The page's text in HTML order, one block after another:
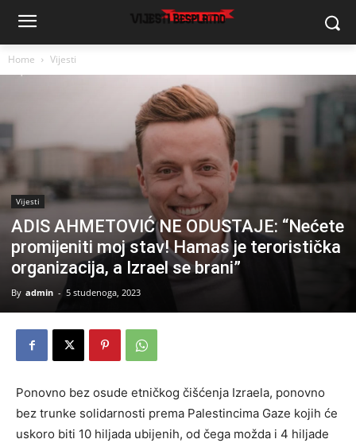
Home Vijesti
Vijesti
ADIS AHMETOVIĆ NE ODUSTAJE: “Nećete
promijeniti moj stav! Hamas je teroristička
organizacija, a Izrael se brani”
By admin - 5 studenoga, 2023
Ponovno bez osude etničkog čišćenja Izraela, ponovno
bez trunke solidarnosti prema Palestincima Gaze kojih će
uskoro biti 10 hiljada ubijenih, od čega možda i 4 hiljade